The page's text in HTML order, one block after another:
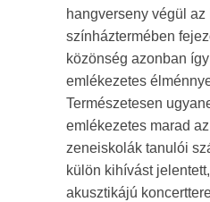
hangverseny végül az
színháztermében
közönség azonban
emlékezetes
Természetesen
emlékezetes marad
zeneiskolák tanulói
külön kihívást
akusztikájú